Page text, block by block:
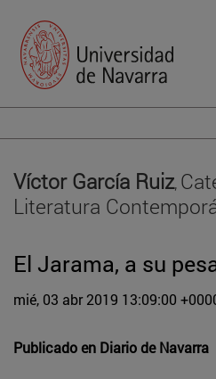
Víctor García Ruiz,
Literatura
El Jarama, a su
mié, 03 abr 2019 13:09:00
Publicado en Diario de Navarra